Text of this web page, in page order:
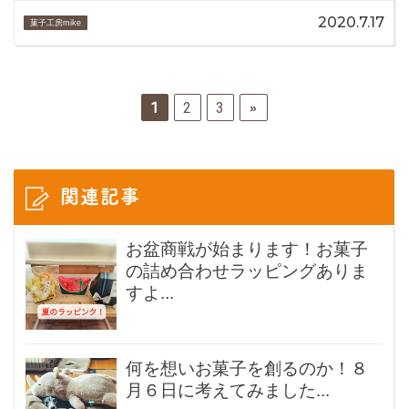
菓子工房mike 2020.7.17
1 2 3 »
関連記事
お盆商戦が始まります！お菓子
の詰め合わせラッピングありま
すよ...
何を想いお菓子を創るのか！８
月６日に考えてみました...